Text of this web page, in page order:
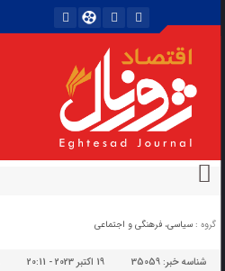
گروه : سیاسی، فرهنگی و اجتماعی
شناسه خبر:35059 19 اکتبر 2023 - 20:11